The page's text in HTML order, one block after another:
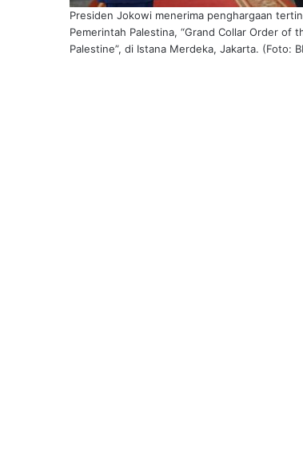
Presiden Jokowi menerima penghargaan
Pemerintah Palestina, “Grand Collar Order of
Palestine”, di Istana Merdeka, Jakarta. (Foto: